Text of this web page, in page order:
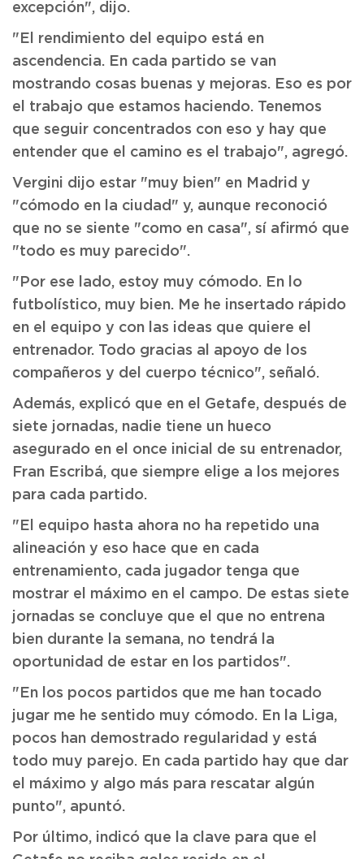
excepción", dijo.
"El rendimiento del equipo está en
ascendencia. En cada partido se van
mostrando cosas buenas y mejoras. Eso es por
el trabajo que estamos haciendo. Tenemos
que seguir concentrados con eso y hay que
entender que el camino es el trabajo", agregó.
Vergini dijo estar "muy bien" en Madrid y
"cómodo en la ciudad" y, aunque reconoció
que no se siente "como en casa", sí afirmó que
"todo es muy parecido".
"Por ese lado, estoy muy cómodo. En lo
futbolístico, muy bien. Me he insertado rápido
en el equipo y con las ideas que quiere el
entrenador. Todo gracias al apoyo de los
compañeros y del cuerpo técnico", señaló.
Además, explicó que en el Getafe, después de
siete jornadas, nadie tiene un hueco
asegurado en el once inicial de su entrenador,
Fran Escribá, que siempre elige a los mejores
para cada partido.
"El equipo hasta ahora no ha repetido una
alineación y eso hace que en cada
entrenamiento, cada jugador tenga que
mostrar el máximo en el campo. De estas siete
jornadas se concluye que el que no entrena
bien durante la semana, no tendrá la
oportunidad de estar en los partidos".
"En los pocos partidos que me han tocado
jugar me he sentido muy cómodo. En la Liga,
pocos han demostrado regularidad y está
todo muy parejo. En cada partido hay que dar
el máximo y algo más para rescatar algún
punto", apuntó.
Por último, indicó que la clave para que el